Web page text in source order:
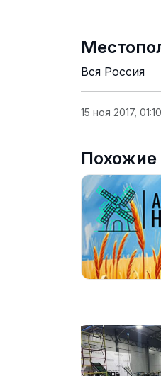
Вся Россия
15 ноя 2017, 01:10
Похожие